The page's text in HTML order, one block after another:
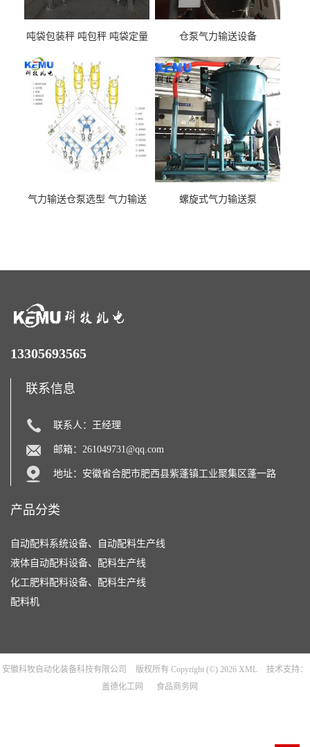
吨袋包装秤 吨包秤 吨袋定量
仓泵气力输送设备
气力输送仓泵选型 气力输送
螺旋式气力输送泵
13305693565
联系信息
联系人：王经理
邮箱： 261049731@qq.com
地址：安徽省合肥市肥西县紫蓬镇工业聚集区蓬一路
产品分类
自动配料系统设备、自动配料生产线
液体自动配料设备、配料生产线
化工肥料配料设备、配料生产线
配料机
安徽科牧自动化装备科技有限公司 版权所有 Copyright (©) 2026 XML
技术支持：
盖德化工网
食品商务网